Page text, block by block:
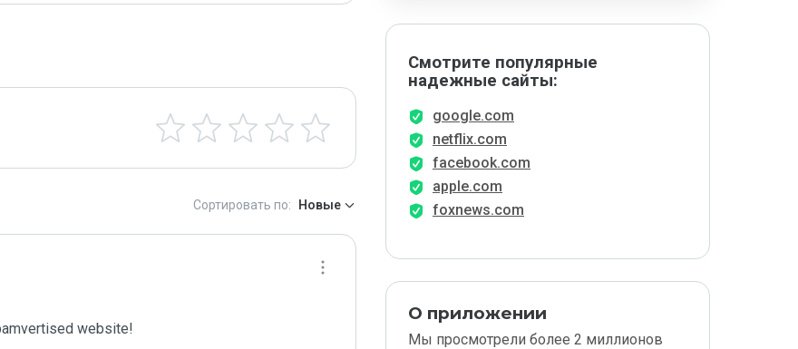
Сортировать по: Новые
website!
Смотрите популярные
надежные сайты:
google.com
netflix.com
facebook.com
apple.com
foxnews.com
О приложении
Мы просмотрели более 2 миллионов